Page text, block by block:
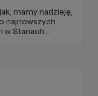
mamy nadzieję,
najnowszych
w Stanach